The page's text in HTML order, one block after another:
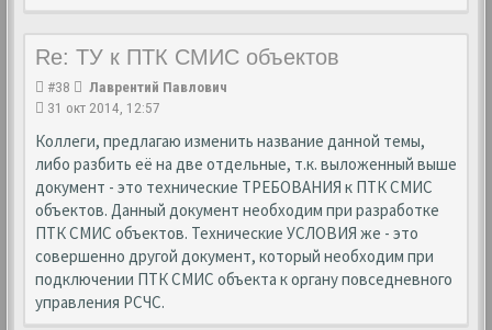
Re: ТУ к ПТК СМИС объектов
#38
Лаврентий Павлович
31 окт 2014, 12:57
Коллеги, предлагаю изменить название данной темы,
либо разбить её на две отдельные, т.к. выложенный выше
документ - это технические ТРЕБОВАНИЯ к ПТК СМИС
объектов. Данный документ необходим при разработке
ПТК СМИС объектов. Технические УСЛОВИЯ же - это
совершенно другой документ, который необходим при
подключении ПТК СМИС объекта к органу повседневного
управления РСЧС.